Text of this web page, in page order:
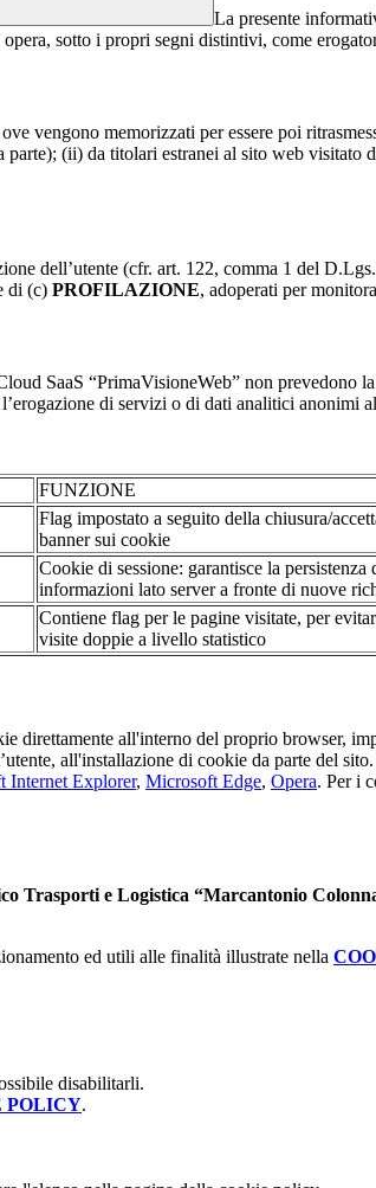
La presente
opera, sotto i propri segni distintivi, come
memorizzati per essere poi
(ii) da titolari estranei al sito web
dell’utente (cfr. art. 122, comma 1 del
di (c) PROFILAZIONE, adoperati per
SaaS “PrimaVisioneWeb” non prevedono
di servizi o di dati analitici anonimi
FUNZIONE
Flag impostato a seguito della chiusura/
banner sui cookie
Cookie di sessione: garantisce la persistenza
informazioni lato server a fronte di nuove
Contiene flag per le pagine visitate, per
visite doppie a livello statistico
direttamente all'interno del proprio browser,
all'installazione di cookie da parte del
Internet Explorer, Microsoft Edge, Opera. Per i
Trasporti e Logistica “Marcantonio
ed utili alle finalità illustrate nella
disabilitarli.
POLICY.